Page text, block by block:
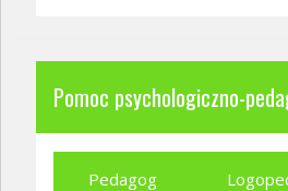
Pomoc psychologiczno-
Pedagog